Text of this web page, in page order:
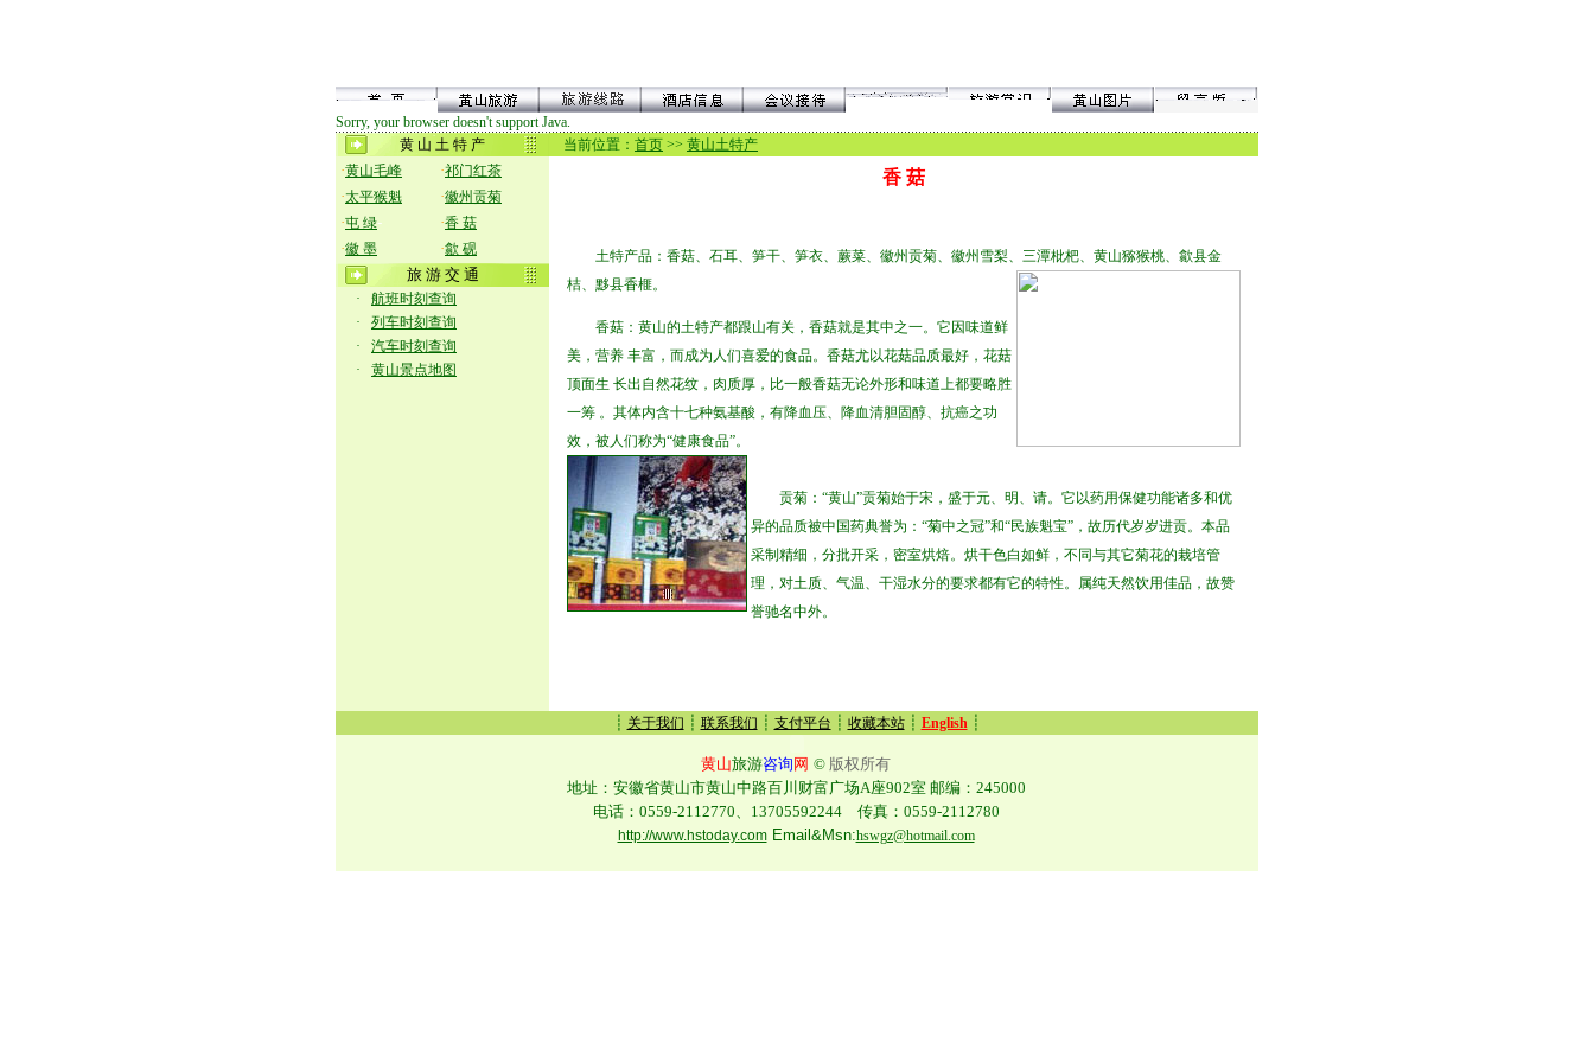
Sorry, your browser doesn't support Java.
黄 山 土 特 产
·黄山毛峰 ·祁门红茶
·太平猴魁 ·徽州贡菊
·屯 绿- ·香 菇
·徽 墨 ·歙 砚
旅 游 交 通
·
航班时刻查询
·
列车时刻查询
·
汽车时刻查询
·
黄山景点地图
当前位置： 首页 >> 黄山土特产
香 菇
土特产品：香菇、石耳、笋干、笋衣、蕨菜、徽州贡菊、徽州雪梨、三潭枇杷、黄山猕猴桃、歙县金
桔、黟县香榧。
香菇：黄山的土特产都跟山有关，香菇就是其中之一。它因味道鲜
美，营养 丰富，而成为人们喜爱的食品。香菇尤以花菇品质最好，花菇
顶面生 长出自然花纹，肉质厚，比一般香菇无论外形和味道上都要略胜
一筹 。其体内含十七种氨基酸，有降血压、降血清胆固醇、抗癌之功
效，被人们称为“健康食品”。
贡菊：“黄山”贡菊始于宋，盛于元、明、请。它以药用保健功能诸多和优
异的品质被中国药典誉为：“菊中之冠”和“民族魁宝”，故历代岁岁进贡。本品
采制精细，分批开采，密室烘焙。烘干色白如鲜，不同与其它菊花的栽培管
理，对土质、气温、干湿水分的要求都有它的特性。属纯天然饮用佳品，故赞
誉驰名中外。
┊ 关于我们 ┊ 联系我们 ┊ 支付平台 ┊ 收藏本站┊ English┊
黄山旅游咨询 网 © 版权所有
地址：安徽省黄山市黄山中路百川财富广场A座902室 邮编：245000
电话：0559-2112770、13705592244 传真：0559-2112780
http://www.hstoday.comEmail&Msn:hswgz@hotmail.com